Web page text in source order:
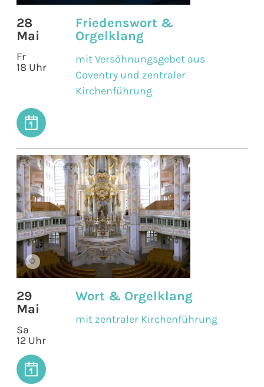
28
Mai
Fr
18 Uhr
Friedenswort &
Orgelklang
mit Versöhnungsgebet aus
Coventry und zentraler
Kirchenführung
©
29
Mai
Sa
12 Uhr
Wort & Orgelklang
mit zentraler Kirchenführung